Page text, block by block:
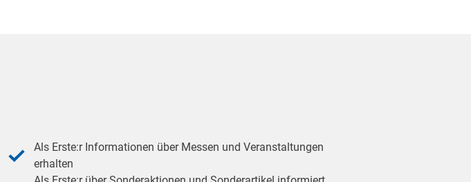
Als Erste:r Informationen über Messen und Veranstaltungen
erhalten